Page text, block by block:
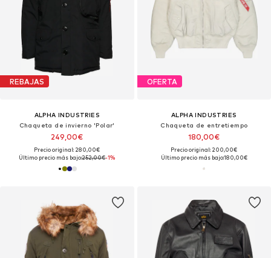
REBAJAS
ALPHA INDUSTRIES
Chaqueta de invierno 'Polar'
249,00€
Precio original: 280,00€
Último precio más bajo:252,00€-1%
OFERTA
ALPHA INDUSTRIES
Chaqueta de entretiempo
180,00€
Precio original: 200,00€
Último precio más bajo:180,00€